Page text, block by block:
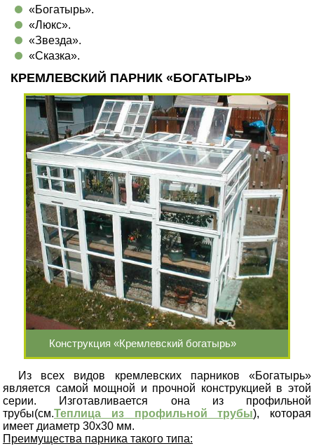
«Богатырь».
«Люкс».
«Звезда».
«Сказка».
КРЕМЛЕВСКИЙ ПАРНИК «БОГАТЫРЬ»
Конструкция «Кремлевский богатырь»
Из всех видов кремлевских парников «Богатырь»
является самой мощной и прочной конструкцией в этой
серии. Изготавливается она из профильной
трубы(см.Теплица из профильной трубы), которая
имеет диаметр 30х30 мм.
Преимущества парника такого типа: